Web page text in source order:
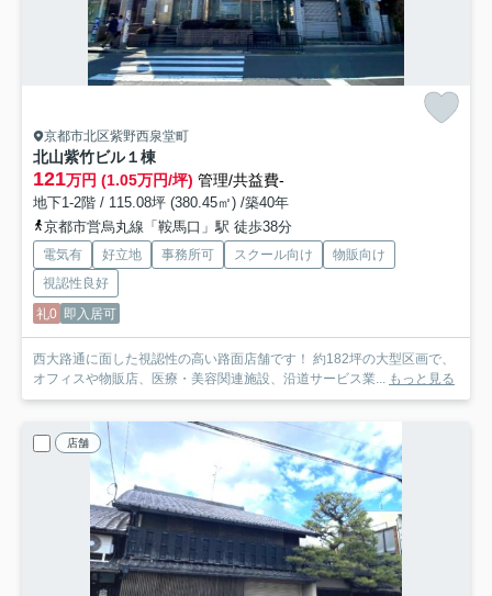
京都市北区紫野西泉堂町
北山紫竹ビル１棟
121万円 (1.05万円/坪) 管理/共益費-
地下1-2階 / 115.08坪 (380.45㎡) /築40年
京都市営烏丸線「鞍馬口」駅 徒歩38分
電気有 好立地 事務所可 スクール向け
物販向け
視認性良好
礼0 即入居可
西大路通に面した視認性の高い路面店舗です！ 約182坪の大型区画で、
オフィスや物販店、医療・美容関連施設、沿道サービス業... もっと見る
店舗